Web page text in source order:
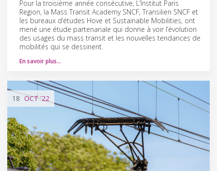
Pour la troisième année consécutive, L’Institut Paris
Region, la Mass Transit Academy SNCF, Transilien SNCF et
les bureaux d’études Hove et Sustainable Mobilities, ont
mené une étude partenariale qui donne à voir l’évolution
des usages du mass transit et les nouvelles tendances de
mobilités qui se dessinent.
En savoir plus…
18 OCT'22